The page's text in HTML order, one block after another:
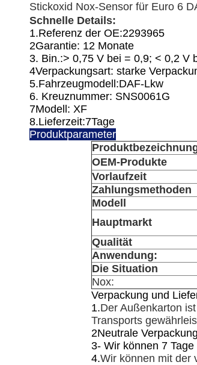
Stickoxid Nox-Sensor für Euro 6
Schnelle Details:
1.Referenz der OE:2293965
2Garantie: 12 Monate
3. Bin.:> 0,75 V bei = 0,9; < 0,2 V
4Verpackungsart: starke
5.Fahrzeugmodell:DAF-Lkw
6. Kreuznummer: SNS0061G
7Modell: XF
8.Lieferzeit:7Tage
Produktparameter
OEM-Produkte
Vorlaufzeit
Zahlungsmethoden
Modell
Hauptmarkt
Qualität
Anwendung:
Die Situation
Nox:
Verpackung und
1.Der Außenkarton
Transports
2Neutrale
3- Wir können 7
4.Wir können mit der